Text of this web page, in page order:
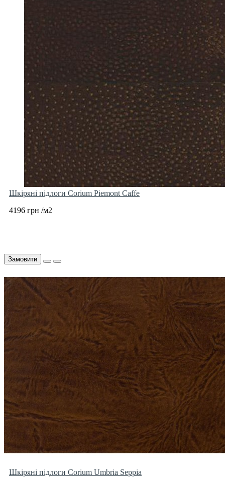
Шкіряні підлоги Corium Piemont Caffe
4196 грн /м2
Замовити
Шкіряні підлоги Corium Umbria Seppia